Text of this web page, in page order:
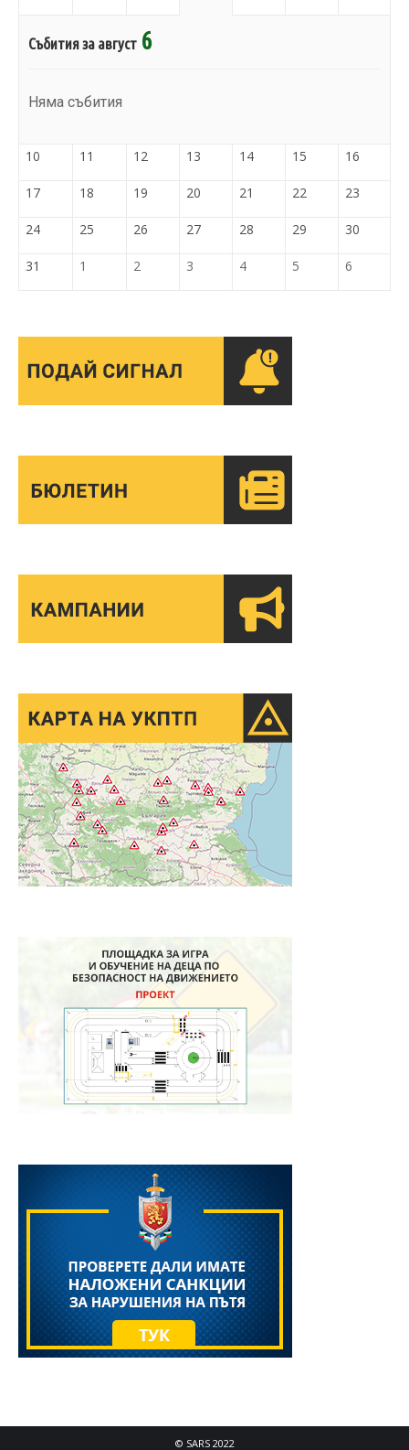
Събития за август 6
Няма събития
10 11 12 13 14 15 16
17 18 19 20 21 22 23
24 25 26 27 28 29 30
31 1 2 3 4 5 6
© SARS 2022